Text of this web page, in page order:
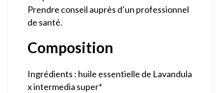
Prendre conseil auprès d’un professionnel
de santé.
Composition
Ingrédients : huile essentielle de Lavandula
x intermedia super*